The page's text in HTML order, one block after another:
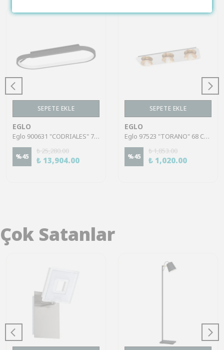
SEPETE EKLE
EGLO
Eglo 900631 "CODRIALES" 79 Cm Uzunluğunda Alüminyum Siyah Tavan Armatürü
%45
₺ 25,280.00
₺ 13,904.00
SEPETE EKLE
EGLO
Eglo 97523 "TORANO" 68 Cm Uzunluğunda Çelik Krom, Gold Tavan Armatürü
%45
₺ 1,853.00
₺ 1,020.00
Çok Satanlar